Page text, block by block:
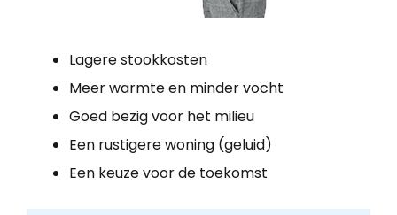
Lagere stookkosten
Meer warmte en minder vocht
Goed bezig voor het milieu
Een rustigere woning (geluid)
Een keuze voor de toekomst